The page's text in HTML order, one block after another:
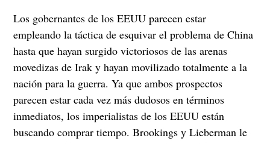
Los gobernantes de los EEUU parecen estar
empleando la táctica de esquivar el problema de China
hasta que hayan surgido victoriosos de las arenas
movedizas de Irak y hayan movilizado totalmente a la
nación para la guerra. Ya que ambos prospectos
parecen estar cada vez más dudosos en términos
inmediatos, los imperialistas de los EEUU están
buscando comprar tiempo. Brookings y Lieberman le